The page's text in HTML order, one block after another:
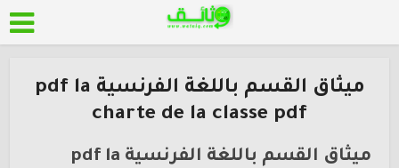
ميثاق القسم باللغة الفرنسية pdf la
charte de la classe pdf
ميثاق القسم باللغة الفرنسية pdf la